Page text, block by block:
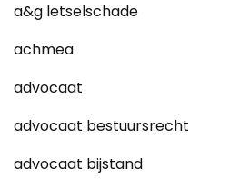
a&g letselschade
achmea
advocaat
advocaat bestuursrecht
advocaat bijstand